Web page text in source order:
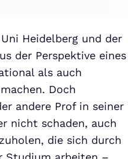
Heidelberg und der
der Perspektive eines
als auch
Doch
andere Prof in seiner
nicht schaden, auch
die sich durch